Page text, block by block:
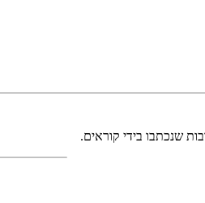
שנכתבו בידי קוראים.